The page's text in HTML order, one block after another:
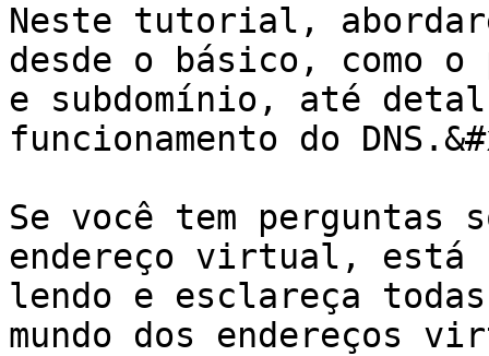
Neste tutorial,
desde o básico, como
e subdomínio, até
funcionamento do
Se você tem perguntas
endereço virtual, está
lendo e esclareça
mundo dos endereços